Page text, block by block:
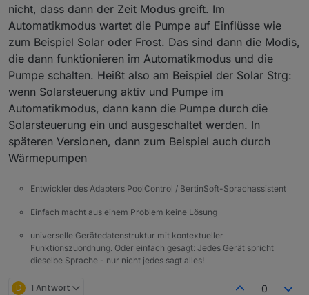
nicht, dass dann der Zeit Modus greift. Im
Automatikmodus wartet die Pumpe auf Einflüsse wie
zum Beispiel Solar oder Frost. Das sind dann die Modis,
die dann funktionieren im Automatikmodus und die
Pumpe schalten. Heißt also am Beispiel der Solar Strg:
wenn Solarsteuerung aktiv und Pumpe im
Automatikmodus, dann kann die Pumpe durch die
Solarsteuerung ein und ausgeschaltet werden. In
späteren Versionen, dann zum Beispiel auch durch
Wärmepumpen
Entwickler des Adapters PoolControl / BertinSoft-Sprachassistent
Einfach macht aus einem Problem keine Lösung
universelle Gerätedatenstruktur mit kontextueller
Funktionszuordnung. Oder einfach gesagt: Jedes Gerät spricht
dieselbe Sprache - nur nicht jedes sagt alles!
D 1 Antwort 0